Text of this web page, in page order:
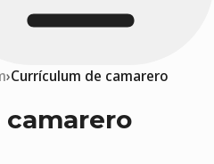
Currículum de camarero